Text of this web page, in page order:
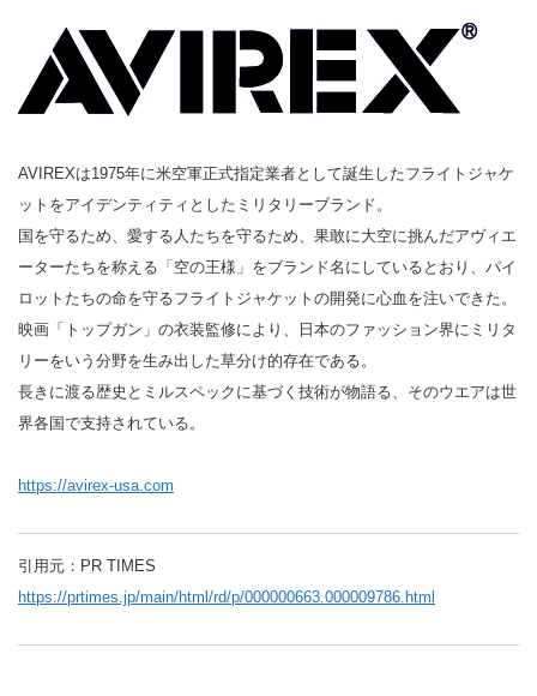
AVIREXは1975年に米空軍正式指定業者として誕生したフライトジャケ
ットをアイデンティティとしたミリタリーブランド。
国を守るため、愛する人たちを守るため、果敢に大空に挑んだアヴィエ
ーターたちを称える「空の王様」をブランド名にしているとおり、パイ
ロットたちの命を守るフライトジャケットの開発に心血を注いできた。
映画「トップガン」の衣装監修により、日本のファッション界にミリタ
リーをいう分野を生み出した草分け的存在である。
長きに渡る歴史とミルスペックに基づく技術が物語る、そのウエアは世
界各国で支持されている。
https://avirex-usa.com
引用元：PR TIMES
https://prtimes.jp/main/html/rd/p/000000663.000009786.html